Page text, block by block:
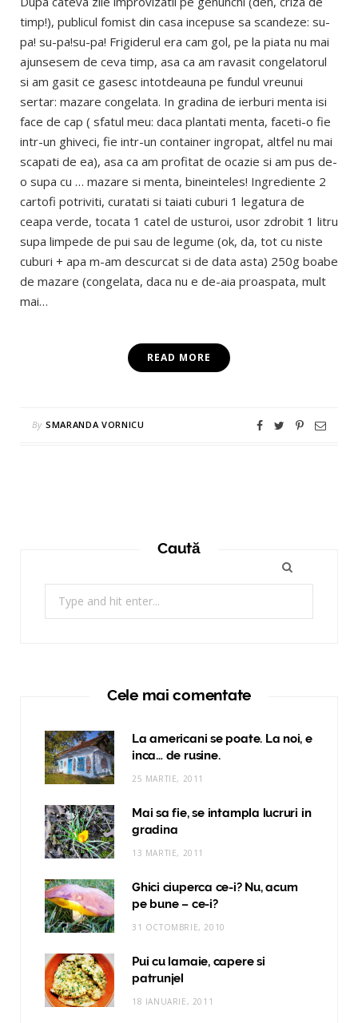
timp!), publicul fomist din casa incepuse sa scandeze: su-
pa! su-pa!su-pa! Frigiderul era cam gol, pe la piata nu mai
ajunsesem de ceva timp, asa ca am ravasit congelatorul
si am gasit ce gasesc intotdeauna pe fundul vreunui
sertar: mazare congelata. In gradina de ierburi menta isi
face de cap ( sfatul meu: daca plantati menta, faceti-o fie
intr-un ghiveci, fie intr-un container ingropat, altfel nu mai
scapati de ea), asa ca am profitat de ocazie si am pus de-
o supa cu … mazare si menta, bineinteles! Ingrediente 2
cartofi potriviti, curatati si taiati cuburi 1 legatura de
ceapa verde, tocata 1 catel de usturoi, usor zdrobit 1 litru
supa limpede de pui sau de legume (ok, da, tot cu niste
cuburi + apa m-am descurcat si de data asta) 250g boabe
de mazare (congelata, daca nu e de-aia proaspata, mult
mai…
READ MORE
By SMARANDA VORNICU
Caută
Cele mai comentate
La americani se poate. La noi, e
inca… de rusine.
25 MARTIE, 2011
Mai sa fie, se intampla lucruri in
gradina
13 MARTIE, 2011
Ghici ciuperca ce-i? Nu, acum
pe bune – ce-i?
31 OCTOMBRIE, 2010
Pui cu lamaie, capere si
patrunjel
18 IANUARIE, 2011